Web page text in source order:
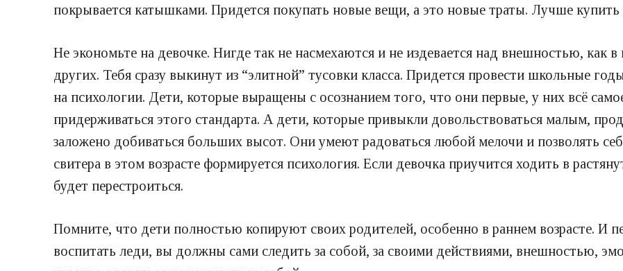
покрывается катышками. Придется покупать новые вещи, а это новые траты. Лучше
Не экономьте на девочке. Нигде так не насмехаются и не издевается над внешностью, как
других. Тебя сразу выкинут из “элитной” тусовки класса. Придется провести школьные
на психологии. Дети, которые выращены с осознанием того, что они первые, у них всё
придерживаться этого стандарта. А дети, которые привыкли довольствоваться малым,
заложено добиваться больших высот. Они умеют радоваться любой мелочи и позволять
свитера в этом возрасте формируется психология. Если девочка приучится ходить в
будет перестроиться.
Помните, что дети полностью копируют своих родителей, особенно в раннем возрасте. И
воспитать леди, вы должны сами следить за собой, за своими действиями, внешностью,